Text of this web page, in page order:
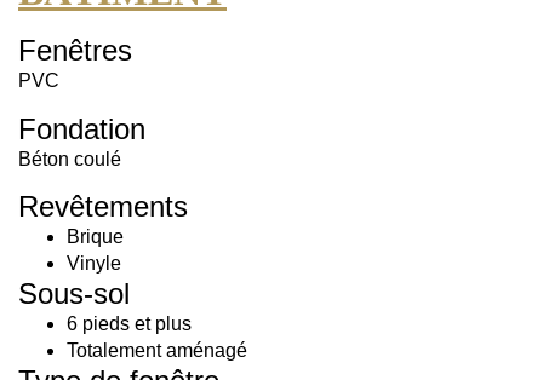
Fenêtres
PVC
Fondation
Béton coulé
Revêtements
Brique
Vinyle
Sous-sol
6 pieds et plus
Totalement aménagé